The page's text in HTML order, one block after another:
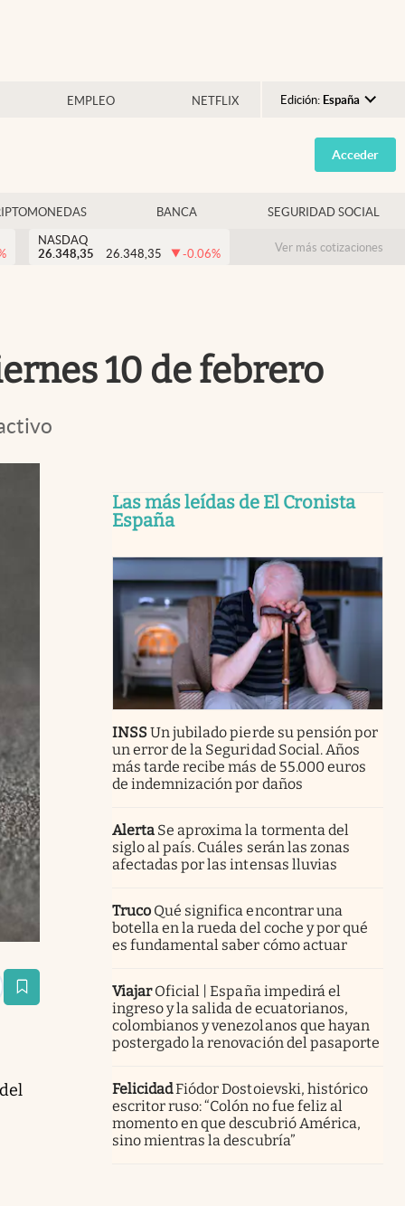
EMPLEO NETFLIX Edición: España
Argentina
España
USA
Colombia
Acceder
BANCA SEGURIDAD SOCIAL
NASDAQ
26.348,35
26.348,35 -0.06% Ver más cotizaciones
10 de febrero
Las más leídas de El Cronista
España
INSSUn jubilado pierde su pensión por
un error de la Seguridad Social. Años
más tarde recibe más de 55.000 euros
de indemnización por daños
Alerta Se aproxima la tormenta del
siglo al país. Cuáles serán las zonas
afectadas por las intensas lluvias
Truco Qué significa encontrar una
botella en la rueda del coche y por qué
es fundamental saber cómo actuar
Viajar Oficial | España impedirá el
ingreso y la salida de ecuatorianos,
colombianos y venezolanos que hayan
postergado la renovación del pasaporte
FelicidadFiódor Dostoievski, histórico
escritor ruso: “Colón no fue feliz al
momento en que descubrió América,
sino mientras la descubría”